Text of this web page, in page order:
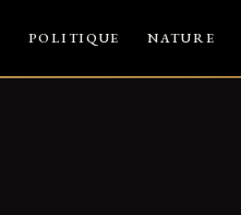
POLITIQUE NATURE